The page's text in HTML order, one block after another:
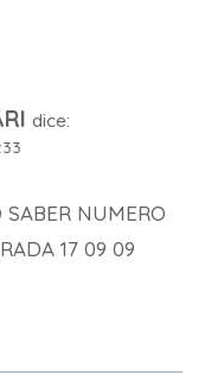
dice:
NUMERO
17 09 09